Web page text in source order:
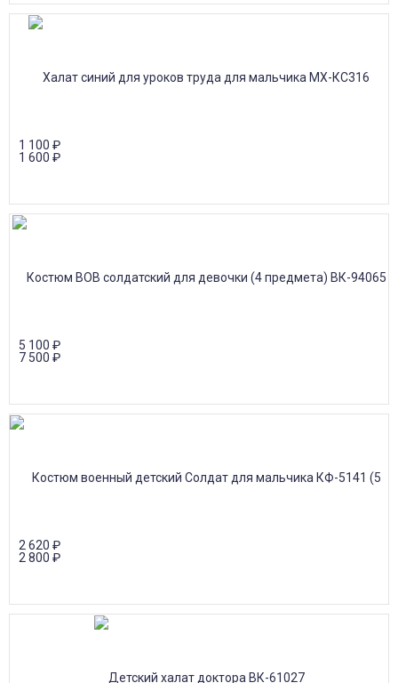
1 100 ₽
1 600 ₽
5 100 ₽
7 500 ₽
2 620 ₽
2 800 ₽